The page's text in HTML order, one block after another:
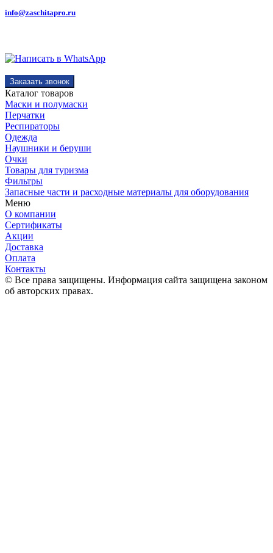
info@zaschitapro.ru
Заказать звонок
Каталог товаров
Маски и полумаски
Перчатки
Респираторы
Одежда
Наушники и беруши
Очки
Товары для туризма
Фильтры
Запасные части и расходные материалы для оборудования
Меню
О компании
Сертификаты
Акции
Доставка
Оплата
Контакты
© Все права защищены. Информация сайта защищена законом
об авторских правах.